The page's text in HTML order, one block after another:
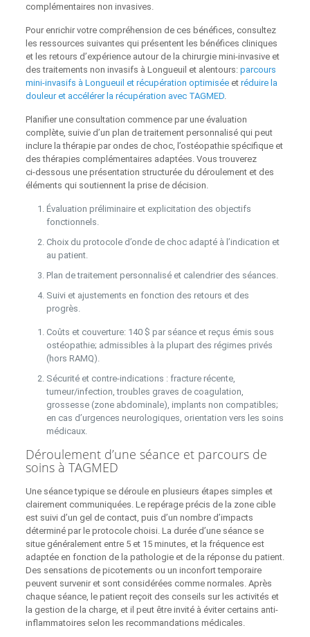
complémentaires non invasives.
Pour enrichir votre compréhension de ces bénéfices, consultez
les ressources suivantes qui présentent les bénéfices cliniques
et les retours d’expérience autour de la chirurgie mini-invasive et
des traitements non invasifs à Longueuil et alentours: parcours
mini-invasifs à Longueuil et récupération optimiséeet réduire la
douleur et accélérer la récupération avec TAGMED.
Planifier une consultation commence par une évaluation
complète, suivie d’un plan de traitement personnalisé qui peut
inclure la thérapie par ondes de choc, l’ostéopathie spécifique et
des thérapies complémentaires adaptées. Vous trouverez
ci‑dessous une présentation structurée du déroulement et des
éléments qui soutiennent la prise de décision.
Évaluation préliminaire et explicitation des objectifs
fonctionnels.
Choix du protocole d’onde de choc adapté à l’indication et
au patient.
Plan de traitement personnalisé et calendrier des séances.
Suivi et ajustements en fonction des retours et des
progrès.
Coûts et couverture: 140 $ par séance et reçus émis sous
ostéopathie; admissibles à la plupart des régimes privés
(hors RAMQ).
Sécurité et contre-indications : fracture récente,
tumeur/infection, troubles graves de coagulation,
grossesse (zone abdominale), implants non compatibles;
en cas d’urgences neurologiques, orientation vers les soins
médicaux.
Déroulement d’une séance et parcours de
soins à TAGMED
Une séance typique se déroule en plusieurs étapes simples et
clairement communiquées. Le repérage précis de la zone cible
est suivi d’un gel de contact, puis d’un nombre d’impacts
déterminé par le protocole choisi. La durée d’une séance se
situe généralement entre 5 et 15 minutes, et la fréquence est
adaptée en fonction de la pathologie et de la réponse du patient.
Des sensations de picotements ou un inconfort temporaire
peuvent survenir et sont considérées comme normales. Après
chaque séance, le patient reçoit des conseils sur les activités et
la gestion de la charge, et il peut être invité à éviter certains anti-
inflammatoires selon les recommandations médicales.